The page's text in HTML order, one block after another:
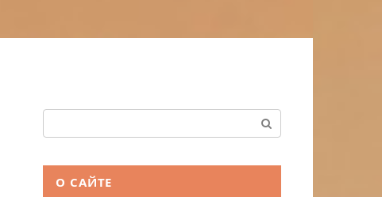
О САЙТЕ